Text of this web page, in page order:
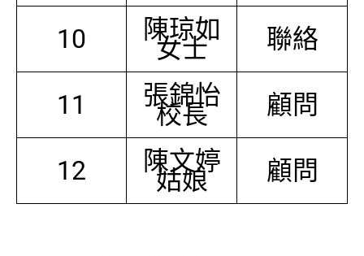
10 陳琼如
女士 聯絡
11 張錦怡
校長 顧問
12 陳文婷
姑娘 顧問